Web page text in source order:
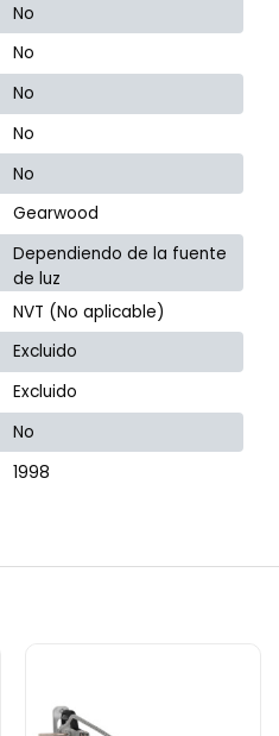
No
No
No
No
No
Gearwood
Dependiendo de la fuente
de luz
NVT (No aplicable)
Excluido
Excluido
No
1998